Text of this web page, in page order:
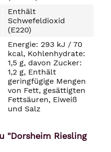
Enthält
Schwefeldioxid
(E220)
Energie: 293 kJ / 70
kcal, Kohlenhydrate:
1,5 g, davon Zucker:
1,2 g, Enthält
geringfügige Mengen
von Fett, gesättigten
Fettsäuren, Eiweiß
und Salz
"Dorsheim Riesling